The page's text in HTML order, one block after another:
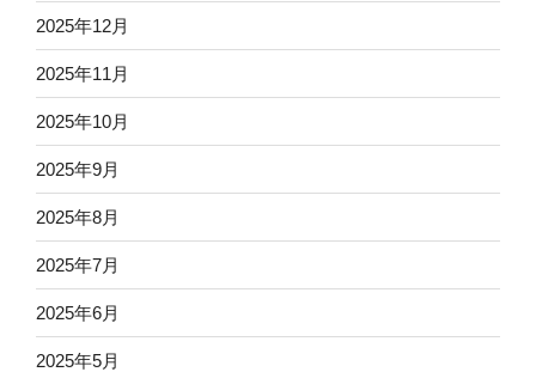
2025年12月
2025年11月
2025年10月
2025年9月
2025年8月
2025年7月
2025年6月
2025年5月